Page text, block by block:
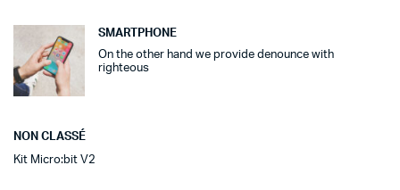
SMARTPHONE
On the other hand we provide denounce with
righteous
NON CLASSÉ
Kit Micro:bit V2